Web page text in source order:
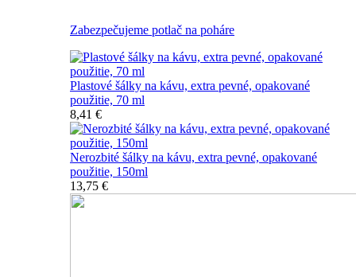
Zabezpečujeme potlač na poháre
Plastové šálky na kávu, extra pevné, opakované
použitie, 70 ml
8,41 €
Nerozbité šálky na kávu, extra pevné, opakované
použitie, 150ml
13,75 €